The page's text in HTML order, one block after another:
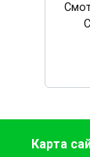
Карта